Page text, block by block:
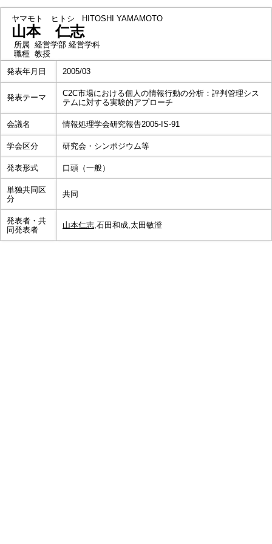
ヤマモト ヒトシ HITOSHI YAMAMOTO
山本 仁志
所属 経営学部 経営学科
職種 教授
発表年月日
2005/03
発表テーマ
C2C市場における個人の情報行動の分析：評判管理シス
テムに対する実験的アプローチ
会議名 情報処理学会研究報告2005-IS-91
学会区分 研究会・シンポジウム等
発表形式 口頭（一般）
単独共同区
分
共同
発表者・共
同発表者
山本仁志,石田和成,太田敏澄